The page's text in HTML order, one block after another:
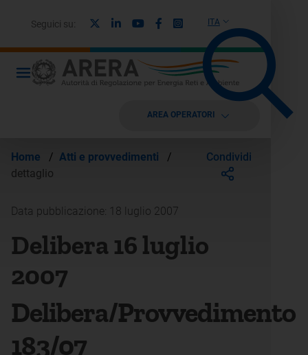
ITA
Seguici su: LinkedinYoutubeFacebook
Instagram
AREA OPERATORI
Home / Atti e provvedimenti
/
dettaglio
Condividi
Data pubblicazione: 18 luglio 2007
Delibera 16 luglio
2007
Delibera/Provvedimento
183/07